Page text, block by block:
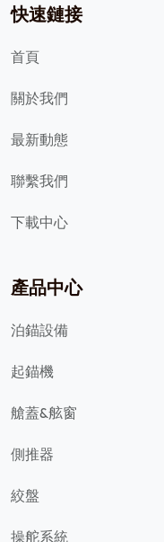
快速鏈接
首頁
關於我們
最新動態
聯繫我們
下載中心
產品中心
泊錨設備
起錨機
艙蓋&舷窗
側推器
絞盤
操舵系統